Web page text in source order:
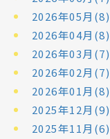
2026年05月(8)
2026年04月(8)
2026年03月(7)
2026年02月(7)
2026年01月(8)
2025年12月(9)
2025年11月(6)